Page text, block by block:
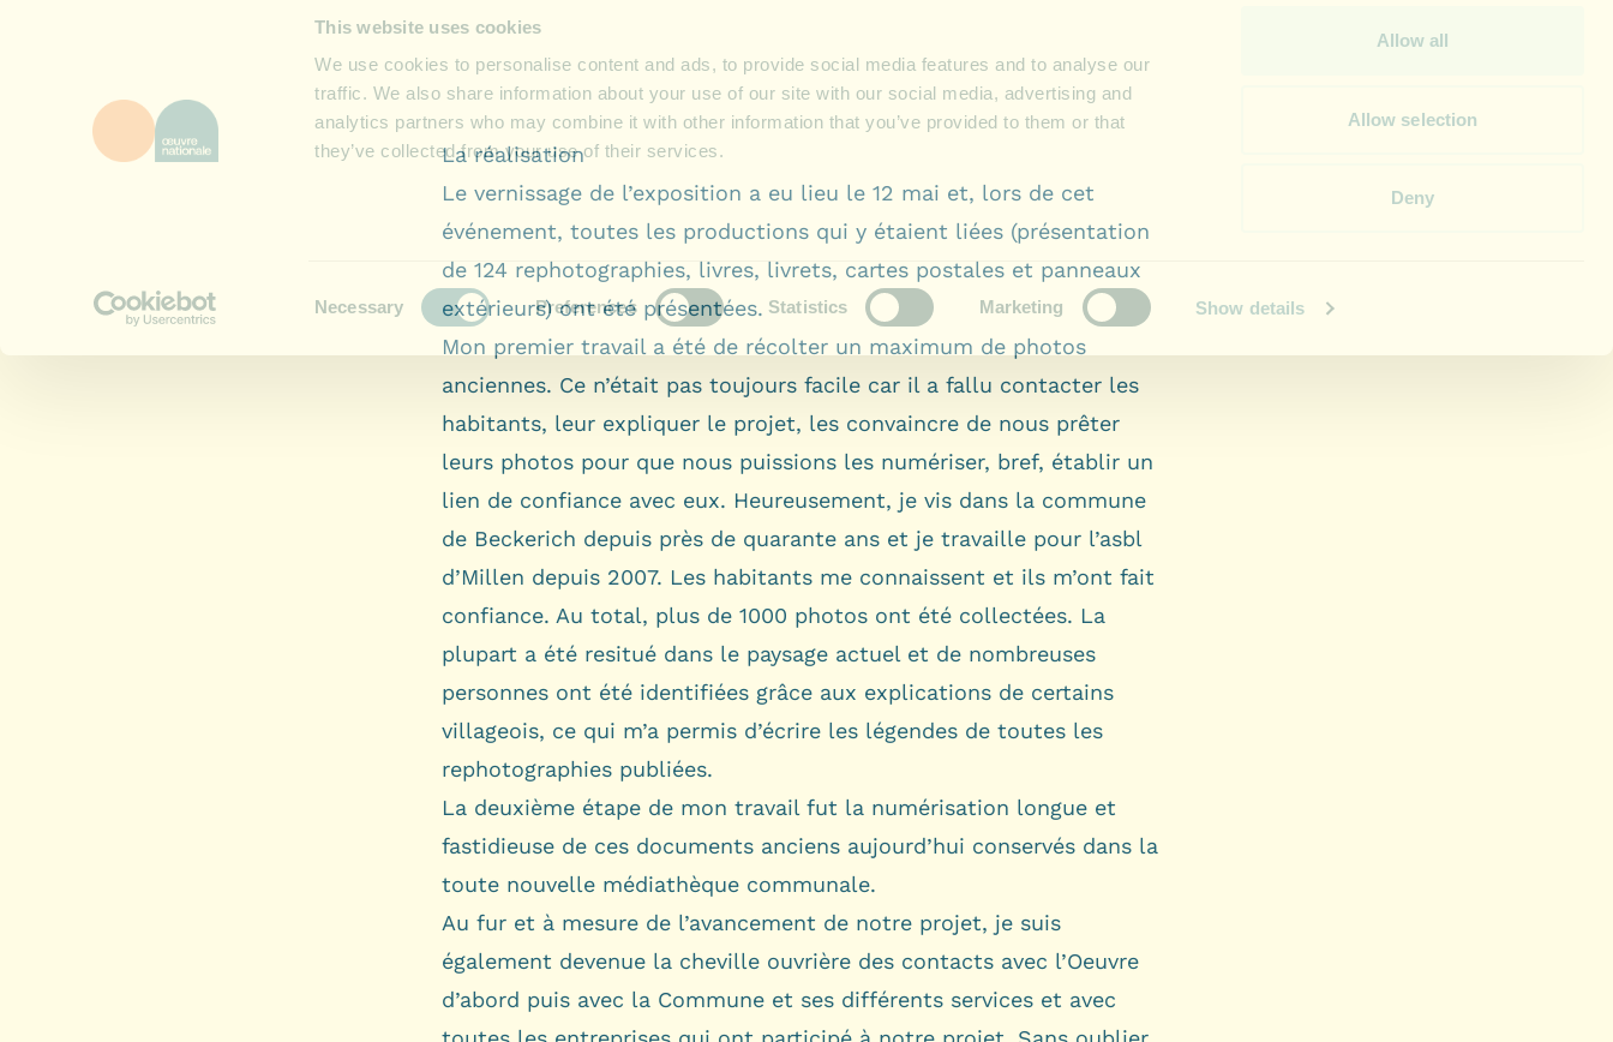
La réalisation
Le vernissage de l’exposition a eu lieu le 12 mai et, lors de cet
événement, toutes les productions qui y étaient liées (présentation
de 124 rephotographies, livres, livrets, cartes postales et panneaux
extérieurs) ont été présentées.
Mon premier travail a été de récolter un maximum de photos
anciennes. Ce n’était pas toujours facile car il a fallu contacter les
habitants, leur expliquer le projet, les convaincre de nous prêter
leurs photos pour que nous puissions les numériser, bref, établir un
lien de confiance avec eux. Heureusement, je vis dans la commune
de Beckerich depuis près de quarante ans et je travaille pour l’asbl
d’Millen depuis 2007. Les habitants me connaissent et ils m’ont fait
confiance. Au total, plus de 1000 photos ont été collectées. La
plupart a été resitué dans le paysage actuel et de nombreuses
personnes ont été identifiées grâce aux explications de certains
villageois, ce qui m’a permis d’écrire les légendes de toutes les
rephotographies publiées.
La deuxième étape de mon travail fut la numérisation longue et
fastidieuse de ces documents anciens aujourd’hui conservés dans la
toute nouvelle médiathèque communale.
Au fur et à mesure de l’avancement de notre projet, je suis
également devenue la cheville ouvrière des contacts avec l’Oeuvre
d’abord puis avec la Commune et ses différents services et avec